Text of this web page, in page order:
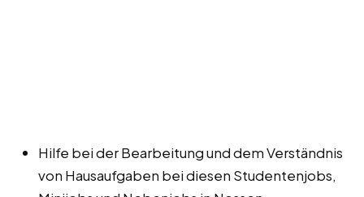
Hilfe bei der Bearbeitung und dem Verständnis
von Hausaufgaben bei diesen Studentenjobs,